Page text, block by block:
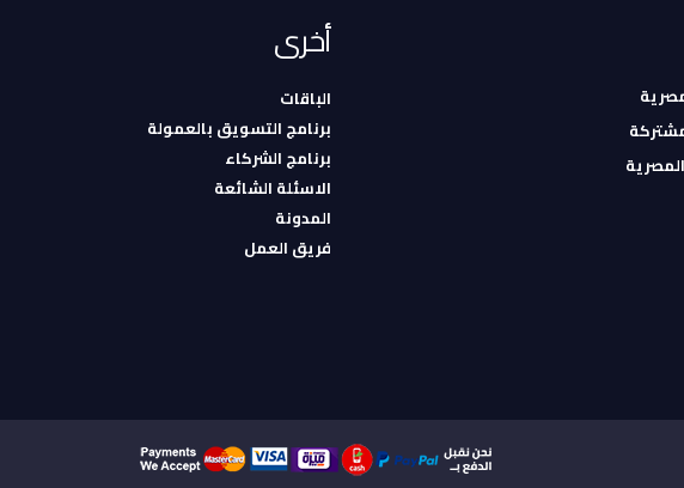
أخرى
الباقات
برنامج التسويق بالعمولة
برنامج الشركاء
الاسئلة الشائعة
المدونة
فريق العمل